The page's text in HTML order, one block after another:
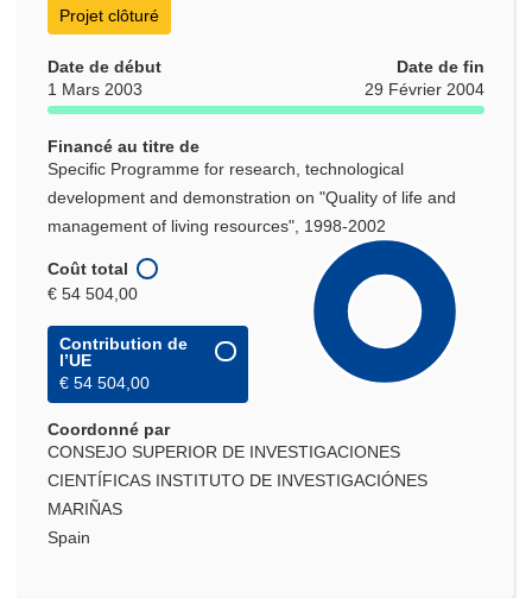
Projet clôturé
Date de début
1 Mars 2003
Date de fin
29 Février 2004
Financé au titre de
Specific Programme for research, technological
development and demonstration on "Quality of life and
management of living resources", 1998-2002
Coût total
€ 54 504,00
Contribution de
l’UE
€ 54 504,00
Coordonné par
CONSEJO SUPERIOR DE INVESTIGACIONES
CIENTÍFICAS INSTITUTO DE INVESTIGACIÓNES
MARIÑAS
Spain